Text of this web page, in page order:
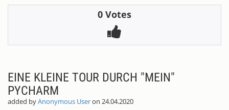
0 Votes
EINE KLEINE TOUR DURCH "MEIN"
PYCHARM
added byAnonymous Useron 24.04.2020